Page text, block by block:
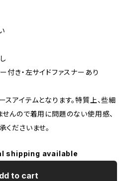
付き・左サイドファスナーあり
アイテムとなります。特質上、些細
んので着用に問題のない使用感、
ださいませ。
shipping available
to cart